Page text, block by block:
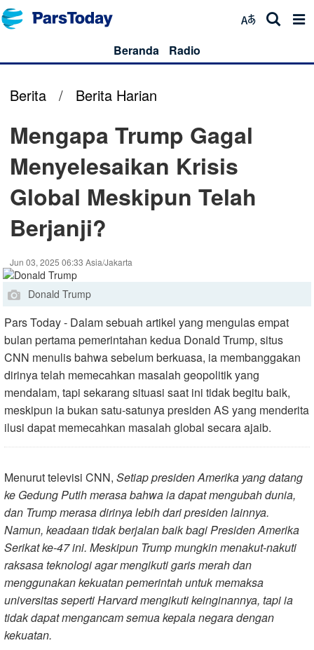
Beranda Radio
Berita / Berita Harian
Mengapa Trump Gagal
Menyelesaikan Krisis
Global Meskipun Telah
Berjanji?
Jun 03, 2025 06:33 Asia/Jakarta
Donald Trump
Pars Today - Dalam sebuah artikel yang mengulas empat
bulan pertama pemerintahan kedua Donald Trump, situs
CNN menulis bahwa sebelum berkuasa, ia membanggakan
dirinya telah memecahkan masalah geopolitik yang
mendalam, tapi sekarang situasi saat ini tidak begitu baik,
meskipun ia bukan satu-satunya presiden AS yang menderita
ilusi dapat memecahkan masalah global secara ajaib.
Menurut televisi CNN, Setiap presiden Amerika yang datang
ke Gedung Putih merasa bahwa ia dapat mengubah dunia,
dan Trump merasa dirinya lebih dari presiden lainnya.
Namun, keadaan tidak berjalan baik bagi Presiden Amerika
Serikat ke-47 ini. Meskipun Trump mungkin menakut-nakuti
raksasa teknologi agar mengikuti garis merah dan
menggunakan kekuatan pemerintah untuk memaksa
universitas seperti Harvard mengikuti keinginannya, tapi ia
tidak dapat mengancam semua kepala negara dengan
kekuatan.